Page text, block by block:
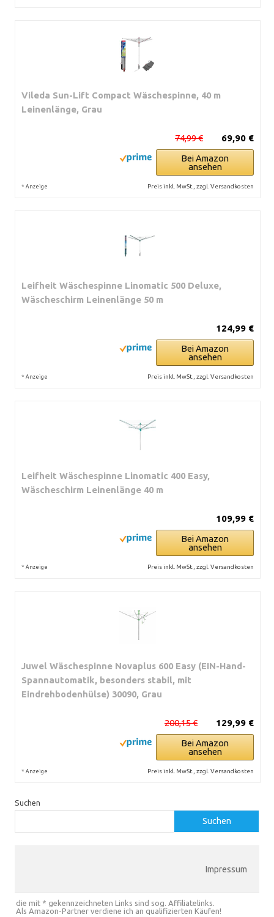
Vileda Sun-Lift Compact Wäschespinne, 40 m
Leinenlänge, Grau
69,90 €
74,99 €
Bei Amazon
ansehen
* Anzeige Preis inkl. MwSt., zzgl. Versandkosten
Leifheit Wäschespinne Linomatic 500 Deluxe,
Wäscheschirm Leinenlänge 50 m
124,99 €
Bei Amazon
ansehen
* Anzeige Preis inkl. MwSt., zzgl. Versandkosten
Leifheit Wäschespinne Linomatic 400 Easy,
Wäscheschirm Leinenlänge 40 m
109,99 €
Bei Amazon
ansehen
* Anzeige Preis inkl. MwSt., zzgl. Versandkosten
Juwel Wäschespinne Novaplus 600 Easy (EIN-Hand-
Spannautomatik, besonders stabil, mit
Eindrehbodenhülse) 30090, Grau
129,99 €
200,15 €
Bei Amazon
ansehen
* Anzeige Preis inkl. MwSt., zzgl. Versandkosten
Suchen
Suchen
Impressum
die mit * gekennzeichneten Links sind sog. Affiliatelinks.
Als Amazon-Partner verdiene ich an qualifizierten Käufen!